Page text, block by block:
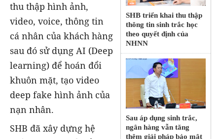
SHB triển khai thu thập
thông tin sinh trắc học
theo quyết định của
NHNN
Sau áp dụng sinh trắc,
ngân hàng vẫn tăng
thêm giải pháp bảo mật
thu thập hình ảnh,
video, voice, thông tin
cá nhân của khách hàng
sau đó sử dụng AI (Deep
learning) để hoán đổi
khuôn mặt, tạo video
deep fake hình ảnh của
nạn nhân.
SHB đã xây dựng hệ